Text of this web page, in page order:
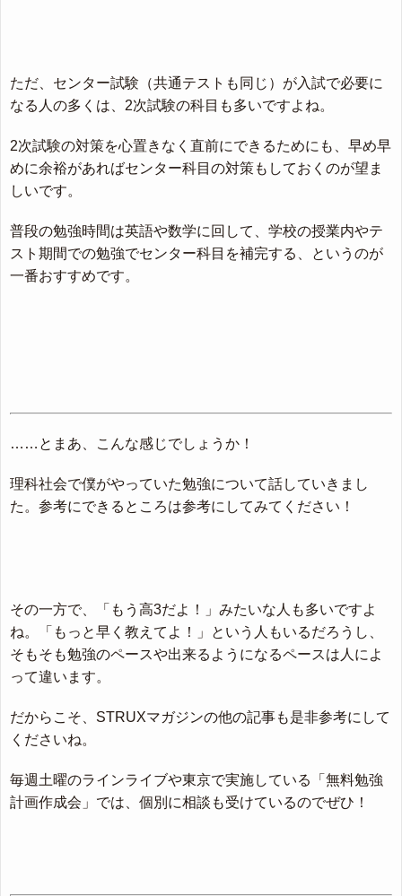
ただ、センター試験（共通テストも同じ）が入試で必要に
なる人の多くは、2次試験の科目も多いですよね。
2次試験の対策を心置きなく直前にできるためにも、早め早
めに余裕があればセンター科目の対策もしておくのが望ま
しいです。
普段の勉強時間は英語や数学に回して、学校の授業内やテ
スト期間での勉強でセンター科目を補完する、というのが
一番おすすめです。
……とまあ、こんな感じでしょうか！
理科社会で僕がやっていた勉強について話していきまし
た。参考にできるところは参考にしてみてください！
その一方で、「もう高3だよ！」みたいな人も多いですよ
ね。「もっと早く教えてよ！」という人もいるだろうし、
そもそも勉強のペースや出来るようになるペースは人によ
って違います。
だからこそ、STRUXマガジンの他の記事も是非参考にして
くださいね。
毎週土曜のラインライブや東京で実施している「無料勉強
計画作成会」では、個別に相談も受けているのでぜひ！